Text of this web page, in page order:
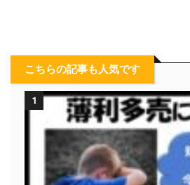
こちらの記事も人気です
1